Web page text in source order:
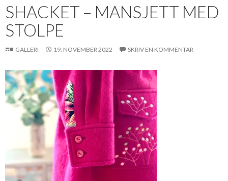
SHACKET – MANSJETT MED
STOLPE
GALLERI 19. NOVEMBER 2022 SKRIV EN KOMMENTAR